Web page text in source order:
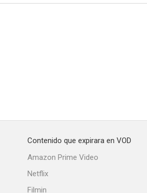
Contenido que expirara en VOD
Amazon Prime Video
Netflix
Filmin